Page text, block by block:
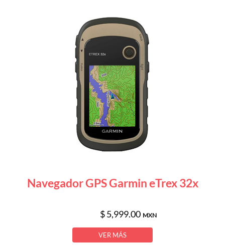
Navegador GPS Garmin eTrex 32x
$ 5,999.00 MXN
VER MÁS